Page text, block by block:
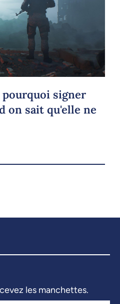
pourquoi signer
on sait qu'elle ne
les manchettes.